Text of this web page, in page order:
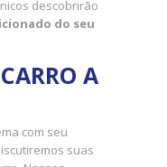
descobrirão
do seu
A
com seu
suas